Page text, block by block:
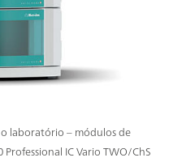
laboratório – módulos de
IC Vario TWO/ChS